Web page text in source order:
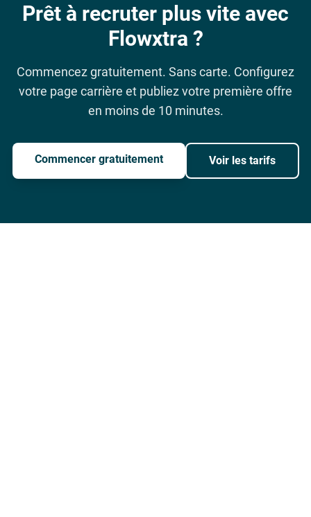
Prêt à recruter plus vite avec
Flowxtra ?
Commencez gratuitement. Sans carte. Configurez
votre page carrière et publiez votre première offre
en moins de 10 minutes.
Commencer gratuitement Voir les tarifs